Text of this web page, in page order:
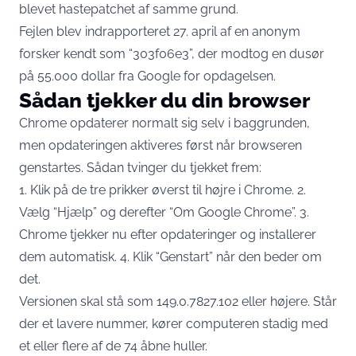
blevet hastepatchet af samme grund.
Fejlen blev indrapporteret 27. april af en anonym
forsker kendt som “303f06e3”, der modtog en dusør
på 55.000 dollar fra Google for opdagelsen.
Sådan tjekker du din browser
Chrome opdaterer normalt sig selv i baggrunden,
men opdateringen aktiveres først når browseren
genstartes. Sådan tvinger du tjekket frem:
1. Klik på de tre prikker øverst til højre i Chrome. 2.
Vælg “Hjælp” og derefter “Om Google Chrome”. 3.
Chrome tjekker nu efter opdateringer og installerer
dem automatisk. 4. Klik “Genstart” når den beder om
det.
Versionen skal stå som 149.0.7827.102 eller højere. Står
der et lavere nummer, kører computeren stadig med
et eller flere af de 74 åbne huller.